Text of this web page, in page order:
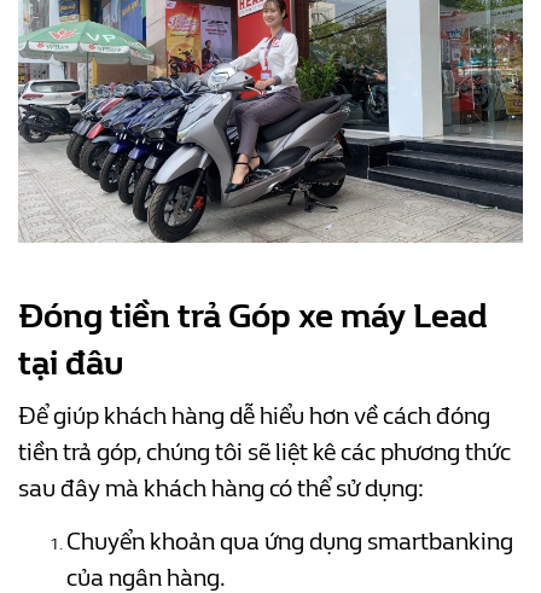
Đóng tiền trả Góp xe máy Lead
tại đâu
Để giúp khách hàng dễ hiểu hơn về cách đóng
tiền trả góp, chúng tôi sẽ liệt kê các phương thức
sau đây mà khách hàng có thể sử dụng:
Chuyển khoản qua ứng dụng smartbanking
của ngân hàng.